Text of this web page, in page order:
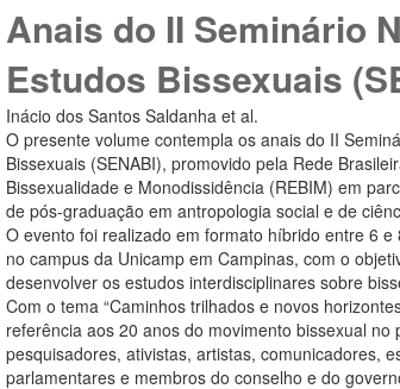
Anais do II Seminário
Estudos Bissexuais
Inácio dos Santos Saldanha et al.
O presente volume contempla os anais do II
Bissexuais (SENABI), promovido pela Rede
Bissexualidade e Monodissidência (REBIM) em
de pós-graduação em antropologia social e de
O evento foi realizado em formato híbrido entre 6
no campus da Unicamp em Campinas, com o
desenvolver os estudos interdisciplinares sobre
Com o tema “Caminhos trilhados e novos
referência aos 20 anos do movimento bissexual no
pesquisadores, ativistas, artistas, comunicadores,
parlamentares e membros do conselho e do